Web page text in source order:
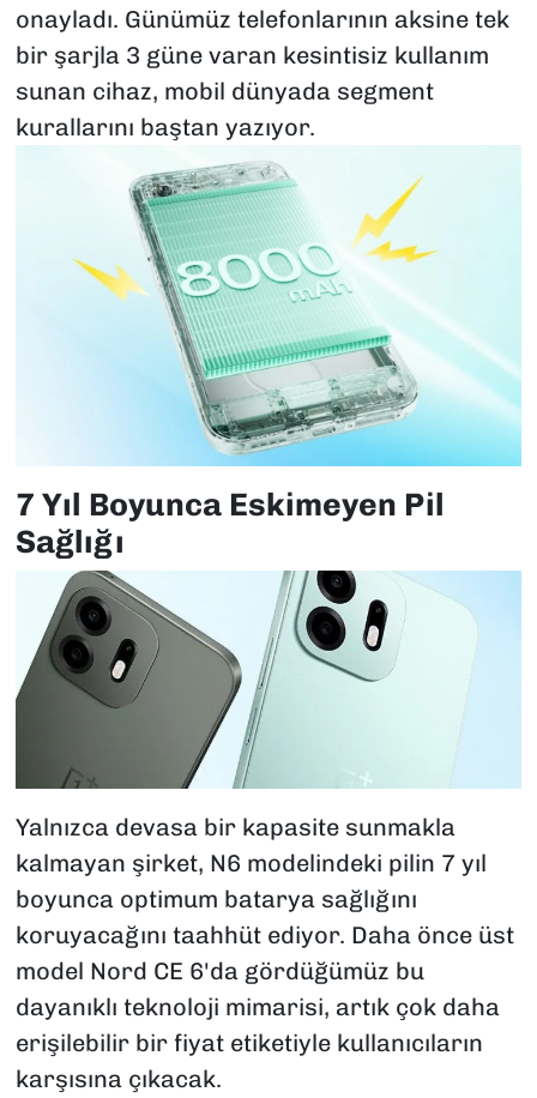
onayladı. Günümüz telefonlarının aksine tek
bir şarjla 3 güne varan kesintisiz kullanım
sunan cihaz, mobil dünyada segment
kurallarını baştan yazıyor.
7 Yıl Boyunca Eskimeyen Pil
Sağlığı
Yalnızca devasa bir kapasite sunmakla
kalmayan şirket, N6 modelindeki pilin 7 yıl
boyunca optimum batarya sağlığını
koruyacağını taahhüt ediyor. Daha önce üst
model Nord CE 6'da gördüğümüz bu
dayanıklı teknoloji mimarisi, artık çok daha
erişilebilir bir fiyat etiketiyle kullanıcıların
karşısına çıkacak.